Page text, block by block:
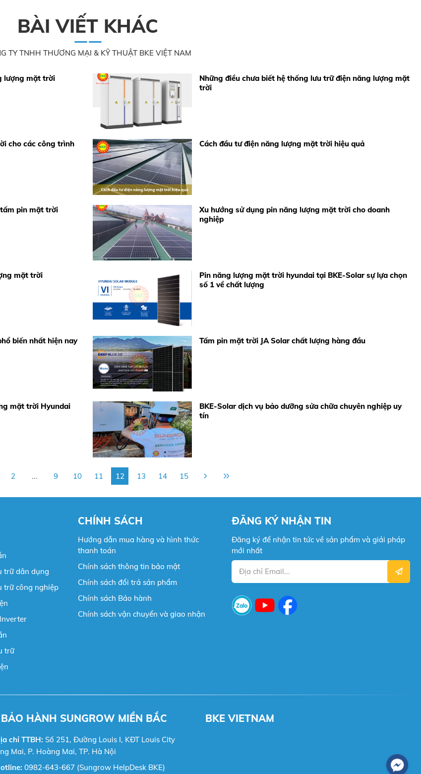
BÀI VIẾT KHÁC
TY TNHH THƯƠNG MẠI & KỸ THUẬT BKE VIỆT NAM
lượng mặt trời
Những điều chưa biết hệ thống lưu trữ điện năng lượng mặt
trời
cho các công trình
Cách đầu tư điện năng lượng mặt trời hiệu quả
pin mặt trời
Xu hướng sử dụng pin năng lượng mặt trời cho doanh
nghiệp
mặt trời
Pin năng lượng mặt trời hyundai tại BKE-Solar sự lựa chọn
số 1 về chất lượng
biến nhất hiện nay Tấm pin mặt trời JA Solar chất lượng hàng đầu
mặt trời Hyundai
BKE-Solar dịch vụ bảo dưỡng sửa chữa chuyên nghiệp uy
tín
2 ... 9 10 11 12 13 14 15
trữ dân dụng
trữ công nghiệp
trữ
CHÍNH SÁCH
Hướng dẫn mua hàng và hình thức
thanh toán
Chính sách thông tin bảo mật
Chính sách đổi trả sản phẩm
Chính sách Bảo hành
Chính sách vận chuyển và giao nhận
ĐĂNG KÝ NHẬN TIN
Đăng ký để nhận tin tức về sản phẩm và giải pháp
mới nhất
HÀNH SUNGROW MIỀN BẮC
chỉ TTBH: Số 251, Đường Louis I, KĐT Louis City
Mai, P. Hoàng Mai, TP. Hà Nội
0982-643-667 (Sungrow HelpDesk BKE)
BKE VIETNAM